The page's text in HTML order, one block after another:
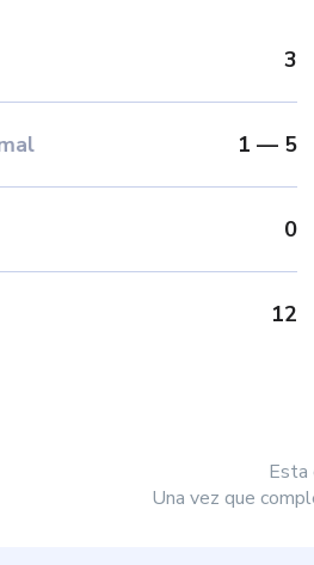
3
1 — 5
0
12
Esta
Una vez que